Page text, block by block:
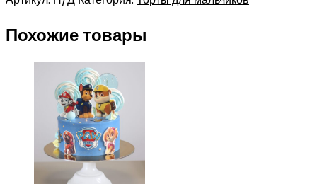
Похожие товары